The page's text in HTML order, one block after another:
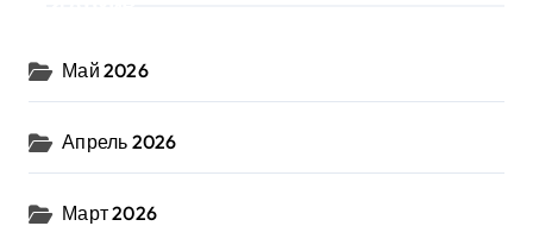
Май 2026
Апрель 2026
Март 2026